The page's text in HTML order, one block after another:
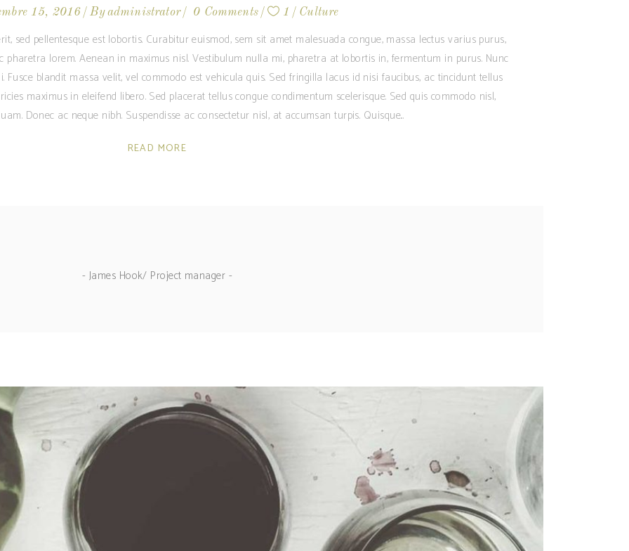
15, 2016 Byadministrator 0 Comments 1 Culture
sed pellentesque est lobortis. Curabitur euismod, sem sit amet malesuada congue, massa lectus varius purus,
lorem. Aenean in maximus nisl. Vestibulum nulla mi, pharetra at lobortis in, fermentum in purus. Nunc
blandit massa velit, vel commodo est vehicula quis. Sed fringilla lacus id nisi faucibus, ac tincidunt tellus
maximus in eleifend libero. Sed placerat tellus congue condimentum scelerisque. Sed quis commodo nisl,
Donec ac neque nibh. Suspendisse ac consectetur nisl, at accumsan turpis. Quisque
READ MORE
- James Hook/ Project manager -